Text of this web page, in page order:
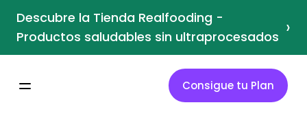
Descubre la Tienda Realfooding -
Productos saludables sin ultraprocesados ›
Consigue tu Plan